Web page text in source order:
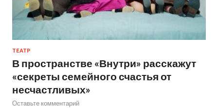
ТЕАТР
В пространстве «Внутри» расскажут
«секреты семейного счастья от
несчастливых»
Оставьте комментарий